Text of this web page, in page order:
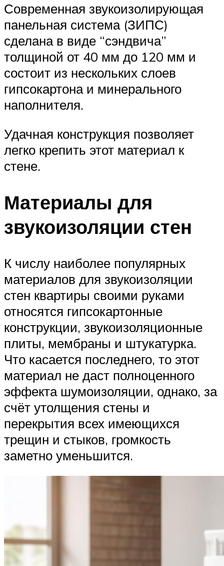
Современная звукоизолирующая
панельная система (ЗИПС)
сделана в виде “сэндвича”
толщиной от 40 мм до 120 мм и
состоит из нескольких слоев
гипсокартона и минерального
наполнителя.
Удачная конструкция позволяет
легко крепить этот материал к
стене.
Материалы для
звукоизоляции стен
К числу наиболее популярных
материалов для звукоизоляции
стен квартиры своими руками
относятся гипсокартонные
конструкции, звукоизоляционные
плиты, мембраны и штукатурка.
Что касается последнего, то этот
материал не даст полноценного
эффекта шумоизоляции, однако, за
счёт утолщения стены и
перекрытия всех имеющихся
трещин и стыков, громкость
заметно уменьшится.